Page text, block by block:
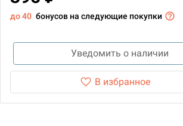
до 40 бонусов на следующие покупки
Уведомить о наличии
В избранное